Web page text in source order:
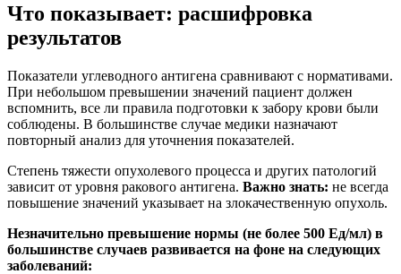
Что показывает: расшифровка
результатов
Показатели углеводного антигена сравнивают с нормативами.
При небольшом превышении значений пациент должен
вспомнить, все ли правила подготовки к забору крови были
соблюдены. В большинстве случае медики назначают
повторный анализ для уточнения показателей.
Степень тяжести опухолевого процесса и других патологий
зависит от уровня ракового антигена. Важно знать: не всегда
повышение значений указывает на злокачественную опухоль.
Незначительно превышение нормы (не более 500 Ед/мл) в
большинстве случаев развивается на фоне на следующих
заболеваний: